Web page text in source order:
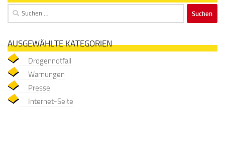
Suchen
nach:
AUSGEWÄHLTE KATEGORIEN
Drogennotfall
Warnungen
Presse
Internet-Seite